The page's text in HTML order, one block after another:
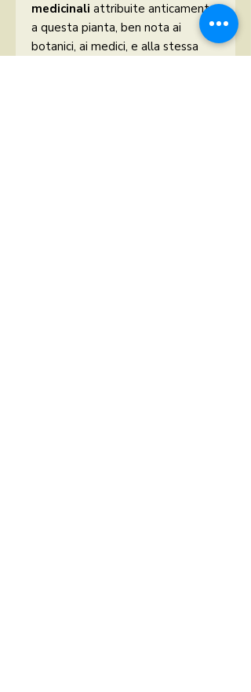
medicinali attribuite anticamente
a questa pianta, ben nota ai
botanici, ai medici, e alla stessa